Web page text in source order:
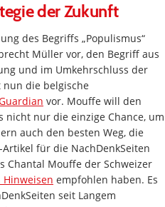
der Zukunft
des Begriffs „Populismus“
Müller vor, den Begriff aus
und im Umkehrschluss der
nun die belgische
vor. Mouffe will den
nur die einzige Chance, um
auch den besten Weg, die
für die NachDenkSeiten
Chantal Mouffe der Schweizer
empfohlen haben. Es
seit Langem